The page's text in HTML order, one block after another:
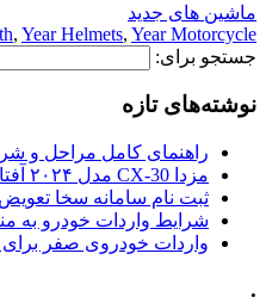
ماشین های جدید
, Year Helmets, Year Motorcycle
جستجو برای:
نوشته‌های تازه
راهنمای کامل مراحل و شرایط
مزدا CX-30 مدل ۲۰۲۴ آفتاب خودرو؛ بررسی و مشخصات فنی
ثبت نام سامانه سخا
شرایط واردات خودرو به
واردات خودروی صفر
.